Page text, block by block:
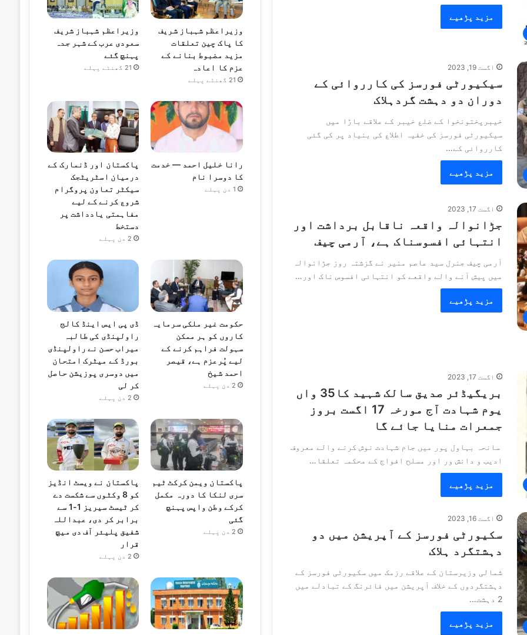
مزید پڑھیے
اگست 19, 2023
سیکیورٹی فورسز کی کارروائی کے
دوران دو دہشت گردہلاک
خیبرپختونخوا کے ضلع خیبر کے علاقے باڑا میں
سیکیورٹی فورسز کی خفیہ اطلاع کی بنیاد پر کی گئی
کارروائی کے…
مزید پڑھیے
اگست 17, 2023
جڑانوالہ واقعہ ناقابل برداشت اور
انتہائی افسوسناک ہے، آرمی چیف
آرمی چیف جنرل سید عاصم منیر نے گزشتہ روز جڑانوالہ
میں پیش آنے والے واقعے کو انتہائی افسوس ناک اور…
مزید پڑھیے
اگست 17, 2023
بریگیڈئر صدیق سالک شہید کا35 واں
یوم شہادت آج مورخہ 17 اگست بروز
جمعرات منایا جائے گا
سانحہ بہاول پور میں جام شہادت نوش کرنے والے معروف
ادیب و دانش ور اور مسلح افواج کے محکمہ تعلقا…
مزید پڑھیے
اگست 16, 2023
سکیورٹی فورسز کے آپریشن میں دو
دہشتگرد ہلاک
شمالی وزیرستان کے علاقے رزمک میں سکیورٹی فورسز کے
دہشتگردوں کے خلاف آپریشن میں فائرنگ کے تبادلے میں
2 دہشت…
مزید پڑھیے
وزیراعظم شہباز شریف
کا پاک چین تعلقات
مزید مضبوط بنانے کے
عزم کا اعادہ
21 گھنٹے پہلے
وزیراعظم شہباز شریف
سعودی عرب کے شہر جدہ
پہنچ گئے
21 گھنٹے پہلے
رانا خلیل احمد — خدمت
کا دوسرا نام
1 دن پہلے
پاکستان اور ڈنمارک کے
درمیان اسٹریٹجک
سیکٹر تعاون پروگرام
شروع کرنے کے لیے
مفاہمتی یادداشت پر
دستخط
2 دن پہلے
حکومت غیر ملکی سرمایہ
کاروں کو ہر ممکن
سہولت فراہم کرنے کے
لیے پُرعزم ہے، قیصر
احمد شیخ
2 دن پہلے
ڈی پی ایس اینڈ کالج
راولپنڈی کی طالبہ
میراب حسن نے راولپنڈی
بورڈ کے میٹرک امتحان
میں دوسری پوزیشن حاصل
کر لی
2 دن پہلے
پاکستان ویمن کرکٹ ٹیم
سری لنکا کا دورہ مکمل
کرکے وطن واپس پہنچ
گئی
2 دن پہلے
پاکستان نے ویسٹ انڈیز
کو 8 وکٹوں سے شکست دے
کر ٹیسٹ سیریز 1-1 سے
برابر کر دی، عبداللہ
شفیق پلیئر آف دی میچ
قرار
2 دن پہلے